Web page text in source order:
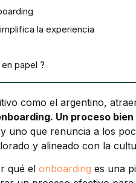
la experiencia
papel ?
como el argentino,
Un proceso
uno que renuncia a los
y alineado con la
qué el onboarding es una